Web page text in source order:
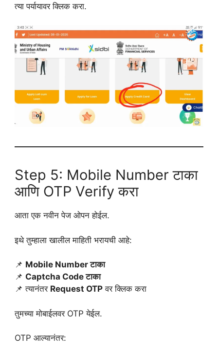
त्या पर्यायावर क्लिक करा.
Step 5: Mobile Number टाका
आणि OTP Verify करा
आता एक नवीन पेज ओपन होईल.
इथे तुम्हाला खालील माहिती भरायची आहे:
📌 Mobile Number टाका
📌 Captcha Code टाका
📌 त्यानंतर Request OTP वर क्लिक करा
तुमच्या मोबाईलवर OTP येईल.
OTP आल्यानंतर: